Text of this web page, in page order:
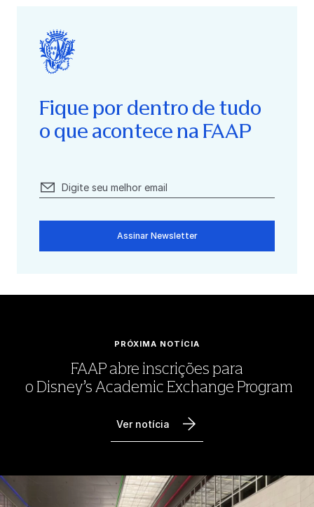
Fique por dentro de tudo
o que acontece na FAAP
Assinar Newsletter
PRÓXIMA NOTÍCIA
FAAP abre inscrições para
o Disney’s Academic Exchange Program
Ver notícia